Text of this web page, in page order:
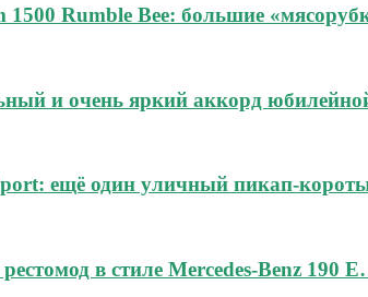
1500 Rumble Bee: большие
и очень яркий аккорд
ещё один уличный пикап-
в стиле Mercedes-Benz 190